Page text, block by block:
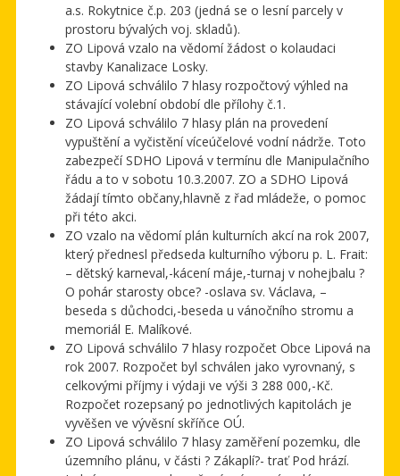
a.s. Rokytnice č.p. 203 (jedná se o lesní parcely v
prostoru bývalých voj. skladů).
ZO Lipová vzalo na vědomí žádost o kolaudaci
stavby Kanalizace Losky.
ZO Lipová schválilo 7 hlasy rozpočtový výhled na
stávající volební období dle přílohy č.1.
ZO Lipová schválilo 7 hlasy plán na provedení
vypuštění a vyčistění víceúčelové vodní nádrže. Toto
zabezpečí SDHO Lipová v termínu dle Manipulačního
řádu a to v sobotu 10.3.2007. ZO a SDHO Lipová
žádají tímto občany,hlavně z řad mládeže, o pomoc
při této akci.
ZO vzalo na vědomí plán kulturních akcí na rok 2007,
který přednesl předseda kulturního výboru p. L. Frait:
– dětský karneval,-kácení máje,-turnaj v nohejbalu ?
O pohár starosty obce? -oslava sv. Václava, –
beseda s důchodci,-beseda u vánočního stromu a
memoriál E. Malíkové.
ZO Lipová schválilo 7 hlasy rozpočet Obce Lipová na
rok 2007. Rozpočet byl schválen jako vyrovnaný, s
celkovými příjmy i výdaji ve výši 3 288 000,-Kč.
Rozpočet rozepsaný po jednotlivých kapitolách je
vyvěšen ve vývěsní skříňce OÚ.
ZO Lipová schválilo 7 hlasy zaměření pozemku, dle
územního plánu, v části ? Zákaplí?- trať Pod hrází.